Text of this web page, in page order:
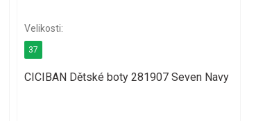
CICIBAN Dětské boty 281907 Seven Navy
37